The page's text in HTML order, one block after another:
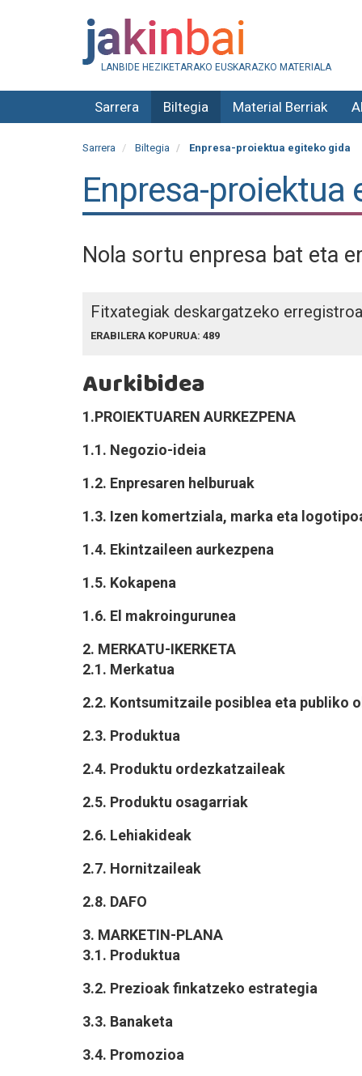
LANBIDE HEZIKETARAKO EUSKARAZKO MATERIALA
Sarrera Biltegia Material Berriak
Sarrera Biltegia Enpresa-proiektua egiteko gida
Enpresa-proiektua
Nola sortu enpresa bat eta
Fitxategiak deskargatzeko
ERABILERA KOPURUA: 489
Aurkibidea
1.PROIEKTUAREN AURKEZPENA
1.1. Negozio-ideia
1.2. Enpresaren helburuak
1.3. Izen komertziala, marka eta
1.4. Ekintzaileen aurkezpena
1.5. Kokapena
1.6. El makroingurunea
2. MERKATU-IKERKETA
2.1. Merkatua
2.2. Kontsumitzaile posiblea eta publiko
2.3. Produktua
2.4. Produktu ordezkatzaileak
2.5. Produktu osagarriak
2.6. Lehiakideak
2.7. Hornitzaileak
2.8. DAFO
3. MARKETIN-PLANA
3.1. Produktua
3.2. Prezioak finkatzeko estrategia
3.3. Banaketa
3.4. Promozioa